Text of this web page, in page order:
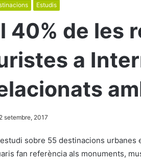
Estudis
40% de les
a
setembre, 2017
sobre 55 destinacions urbanes
fan referència als monuments,